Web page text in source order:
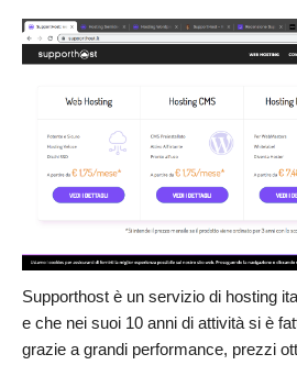
Supporthost è un servizio di hosting
e che nei suoi 10 anni di attività si è
grazie a grandi performance, prezzi